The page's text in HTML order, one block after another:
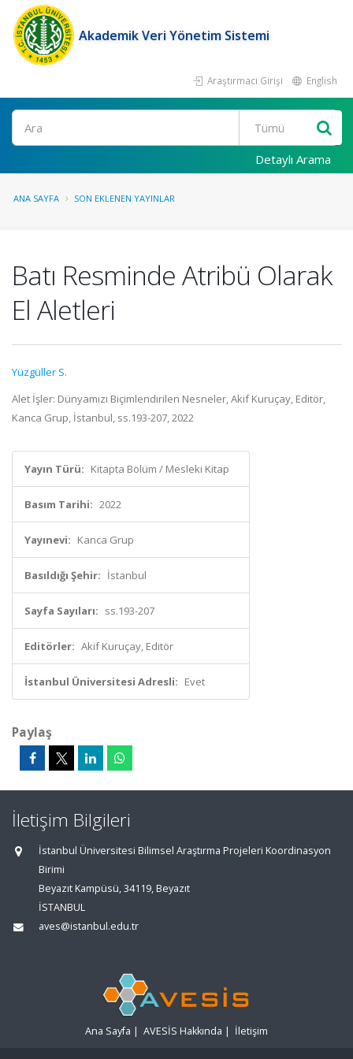
Akademik Veri Yönetim Sistemi
Araştırmacı Girişi English
Ara
Detaylı Arama
ANA SAYFA SON EKLENEN YAYINLAR
Batı Resminde Atribü Olarak
El Aletleri
Yüzgüller S.
Alet İşler: Dünyamızı Biçimlendirilen Nesneler, Akif Kuruçay, Editör,
Kanca Grup, İstanbul, ss.193-207, 2022
Yayın Türü: Kitapta Bölüm / Mesleki Kitap
Basım Tarihi: 2022
Yayınevi: Kanca Grup
Basıldığı Şehir: İstanbul
Sayfa Sayıları: ss.193-207
Editörler: Akif Kuruçay, Editör
İstanbul Üniversitesi Adresli: Evet
Paylaş
İletişim Bilgileri
İstanbul Üniversitesi Bilimsel Araştırma Projeleri Koordinasyon
Birimi
Beyazıt Kampüsü, 34119, Beyazıt
İSTANBUL
aves@istanbul.edu.tr
Ana Sayfa | AVESİS Hakkında | İletişim